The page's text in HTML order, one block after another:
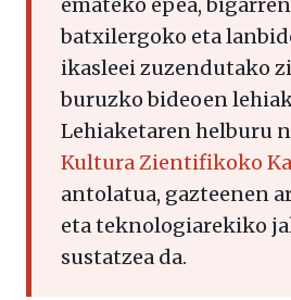
batxilergoko eta
ikasleei zuzendutako
buruzko bideoen
Lehiaketaren helburu
Kultura Zientifikoko
antolatua, gazteenen
eta teknologiarekiko
sustatzea da.